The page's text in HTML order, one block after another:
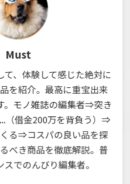
Must
て、体験して感じた絶対に
を紹介。最高に重宝出来
。モノ雑誌の編集者⇒突き
（借金200万を背負う）⇒
る⇒コスパの良い品を探
べき商品を徹底解説。普
でのんびり編集者。